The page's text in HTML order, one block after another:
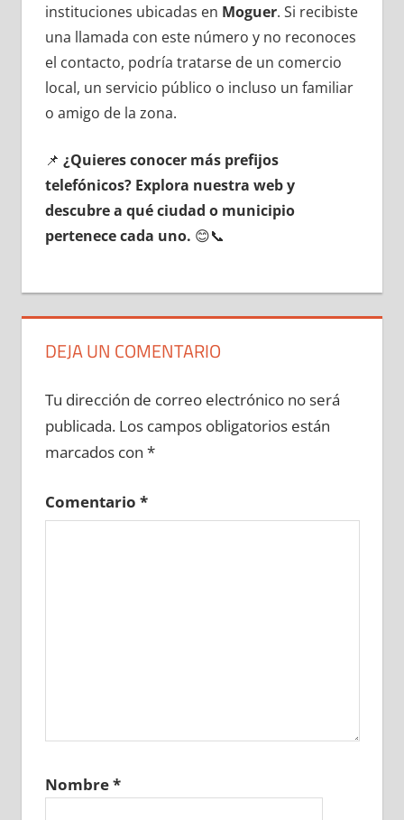
instituciones ubicadas en Moguer. Si recibiste
una llamada сοn еstе número у no reconoces
el contacto, podría tratarse dе un comercio
local, un servicio público ο incluso un familiar
ο amigo dе la zona.
📌 ¿Quieres conocer mа́s prefijos
telefónicos? Explora nuestra web у
descubre а qué ciudad ο municipio
pertenece cada uno. 😊📞
DEJA UN COMENTARIO
Tu dirección de correo electrónico no será
publicada. Los campos obligatorios están
marcados con *
Comentario *
Nombre*